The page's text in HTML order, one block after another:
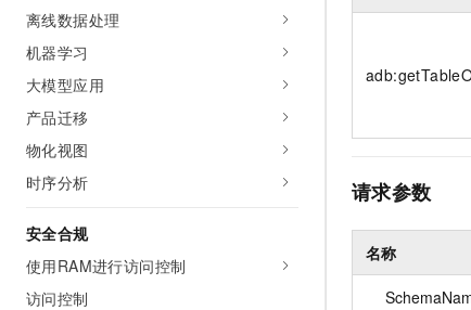
离线数据处理
机器学习
大模型应用
产品迁移
物化视图
时序分析
安全合规
使用RAM进行访问控制
访问控制
请求参数
名称